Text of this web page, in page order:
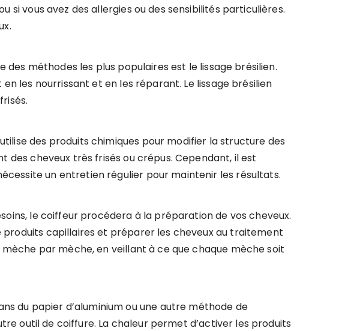
si vous avez des allergies ou des sensibilités particulières.
des méthodes les plus populaires est le lissage brésilien.
les nourrissant et en les réparant. Le lissage brésilien
des produits chimiques pour modifier la structure des
des cheveux très frisés ou crépus. Cependant, il est
un entretien régulier pour maintenir les résultats.
le coiffeur procédera à la préparation de vos cheveux.
capillaires et préparer les cheveux au traitement
par mèche, en veillant à ce que chaque mèche soit
du papier d’aluminium ou une autre méthode de
outil de coiffure. La chaleur permet d’activer les produits